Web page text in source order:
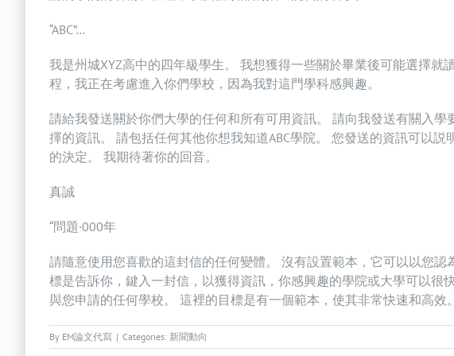
“ABC”…
我是州城XYZ高中的四年級學生。 我想獲得一些關於畢業後可能選擇就
程，我正在考慮進入你們學校，因為我對這門學科感興趣。
請給我發送關於你們大學的任何和所有可用資訊。 請向我發送有關入
擇的資訊。 請包括任何其他你想我知道ABC學院。 您發送的資訊可以
的決定。 我期待著你的回音。
真誠
“問題·000年
請隨意使用您喜歡的這封信的任何變體。 沒有設置範本，它可以以您
標是告訴你，鍵入一封信，以獲得資訊，你感興趣的學院或大學可以很
與您申請的任何學校。 這裡的目標是有一個範本，使其非常快速和高效。
By EM論文代寫 | Categories: 新聞動向